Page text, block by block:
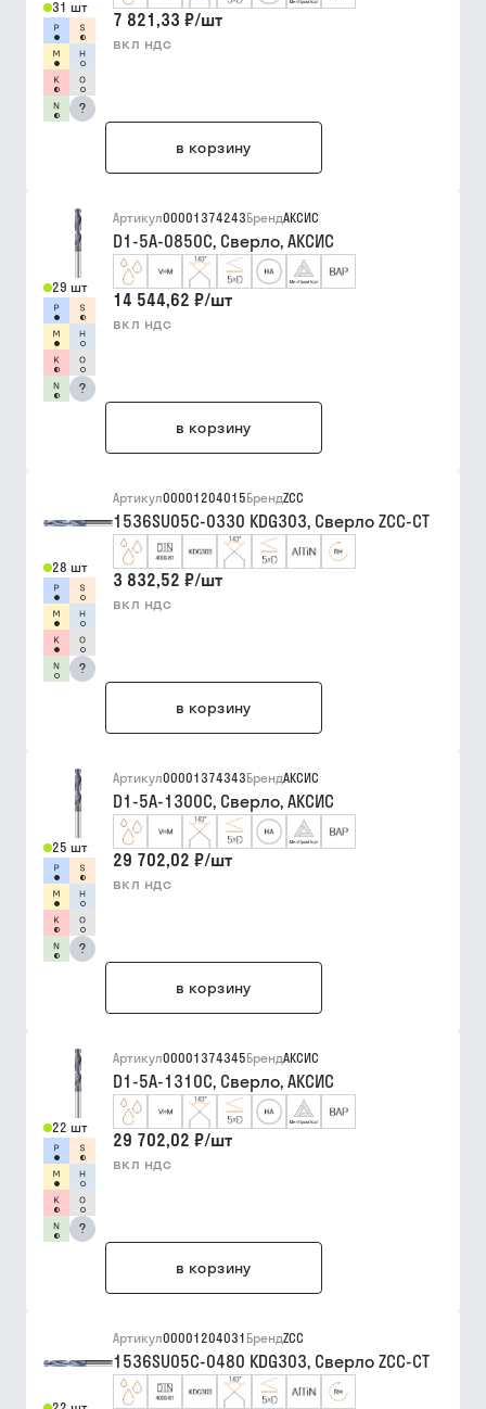
31 шт
?
7 821,33 ₽/шт
вкл ндс
в корзину
29 шт
?
Артикул00001374243БрендАКСИС
D1-5A-0850C, Сверло, АКСИС
14 544,62 ₽/шт
вкл ндс
в корзину
28 шт
?
Артикул00001204015БрендZCC
1536SU05C-0330 KDG303, Сверло ZCC-CT
3 832,52 ₽/шт
вкл ндс
в корзину
25 шт
?
Артикул00001374343БрендАКСИС
D1-5A-1300C, Сверло, АКСИС
29 702,02 ₽/шт
вкл ндс
в корзину
22 шт
?
Артикул00001374345БрендАКСИС
D1-5A-1310C, Сверло, АКСИС
29 702,02 ₽/шт
вкл ндс
в корзину
Артикул00001204031 БрендZCC
1536SU05C-0480 KDG303, Сверло ZCC-CT